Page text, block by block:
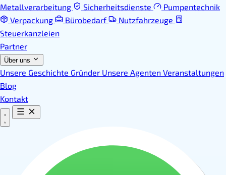
Metallverarbeitung
Sicherheitsdienste
Pumpentechnik
Verpackung
Bürobedarf
Nutzfahrzeuge
Steuerkanzleien
Partner
Über uns
Unsere Geschichte Gründer Unsere Agenten Veranstaltungen
Blog
Kontakt